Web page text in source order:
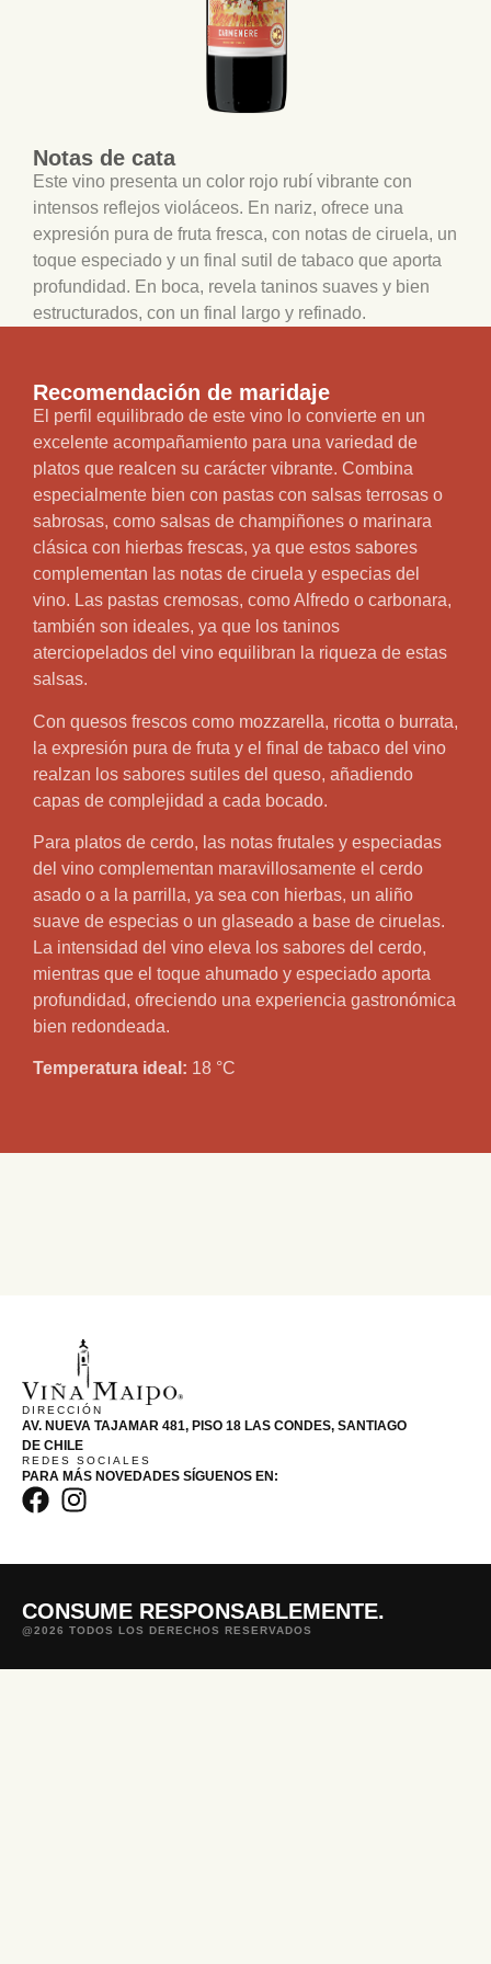
Notas de cata
Este vino presenta un color rojo rubí vibrante con
intensos reflejos violáceos. En nariz, ofrece una
expresión pura de fruta fresca, con notas de ciruela, un
toque especiado y un final sutil de tabaco que aporta
profundidad. En boca, revela taninos suaves y bien
estructurados, con un final largo y refinado.
Recomendación de maridaje
El perfil equilibrado de este vino lo convierte en un
excelente acompañamiento para una variedad de
platos que realcen su carácter vibrante. Combina
especialmente bien con pastas con salsas terrosas o
sabrosas, como salsas de champiñones o marinara
clásica con hierbas frescas, ya que estos sabores
complementan las notas de ciruela y especias del
vino. Las pastas cremosas, como Alfredo o carbonara,
también son ideales, ya que los taninos
aterciopelados del vino equilibran la riqueza de estas
salsas.
Con quesos frescos como mozzarella, ricotta o burrata,
la expresión pura de fruta y el final de tabaco del vino
realzan los sabores sutiles del queso, añadiendo
capas de complejidad a cada bocado.
Para platos de cerdo, las notas frutales y especiadas
del vino complementan maravillosamente el cerdo
asado o a la parrilla, ya sea con hierbas, un aliño
suave de especias o un glaseado a base de ciruelas.
La intensidad del vino eleva los sabores del cerdo,
mientras que el toque ahumado y especiado aporta
profundidad, ofreciendo una experiencia gastronómica
bien redondeada.
Temperatura ideal: 18 °C
DIRECCIÓN
AV. NUEVA TAJAMAR 481, PISO 18 LAS CONDES, SANTIAGO
DE CHILE
REDES SOCIALES
PARA MÁS NOVEDADES SÍGUENOS EN:
CONSUME RESPONSABLEMENTE.
@2026 TODOS LOS DERECHOS RESERVADOS